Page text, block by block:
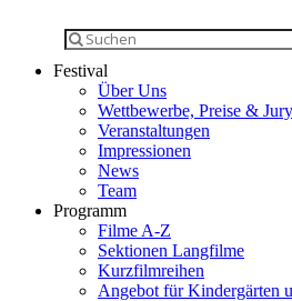
Festival
Über Uns
Wettbewerbe, Preise &
Veranstaltungen
Impressionen
News
Team
Programm
Filme A-Z
Sektionen Langfilme
Kurzfilmreihen
Angebot für Kindergärten